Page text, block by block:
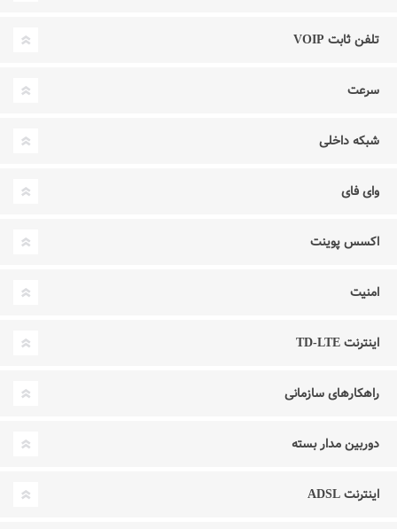
تلفن ثابت VOIP
سرعت
شبکه داخلی
وای فای
اکسس پوینت
امنیت
اینترنت TD-LTE
راهکارهای سازمانی
دوربین مدار بسته
اینترنت ADSL